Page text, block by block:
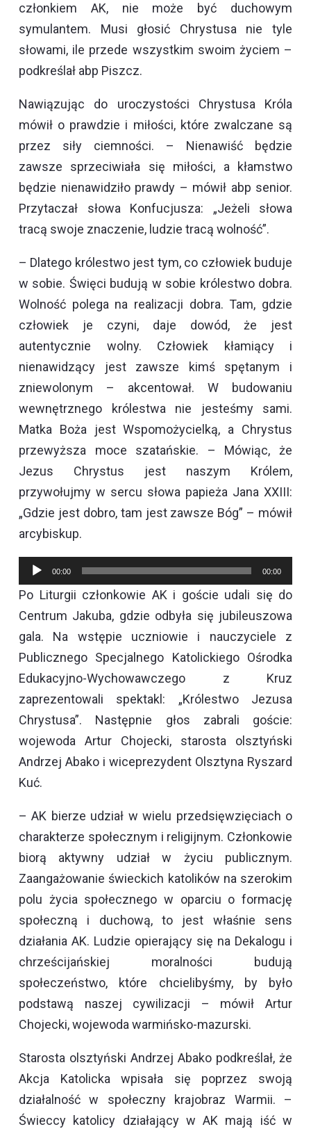
członkiem AK, nie może być duchowym
symulantem. Musi głosić Chrystusa nie tyle
słowami, ile przede wszystkim swoim życiem –
podkreślał abp Piszcz.
Nawiązując do uroczystości Chrystusa Króla
mówił o prawdzie i miłości, które zwalczane są
przez siły ciemności. – Nienawiść będzie
zawsze sprzeciwiała się miłości, a kłamstwo
będzie nienawidziło prawdy – mówił abp senior.
Przytaczał słowa Konfucjusza: „Jeżeli słowa
tracą swoje znaczenie, ludzie tracą wolność”.
– Dlatego królestwo jest tym, co człowiek buduje
w sobie. Święci budują w sobie królestwo dobra.
Wolność polega na realizacji dobra. Tam, gdzie
człowiek je czyni, daje dowód, że jest
autentycznie wolny. Człowiek kłamiący i
nienawidzący jest zawsze kimś spętanym i
zniewolonym – akcentował. W budowaniu
wewnętrznego królestwa nie jesteśmy sami.
Matka Boża jest Wspomożycielką, a Chrystus
przewyższa moce szatańskie. – Mówiąc, że
Jezus Chrystus jest naszym Królem,
przywołujmy w sercu słowa papieża Jana XXIII:
„Gdzie jest dobro, tam jest zawsze Bóg” – mówił
arcybiskup.
Odtwarzacz
plików
dźwiękowych
00:00 00:00
Po Liturgii członkowie AK i goście udali się do
Centrum Jakuba, gdzie odbyła się jubileuszowa
gala. Na wstępie uczniowie i nauczyciele z
Publicznego Specjalnego Katolickiego Ośrodka
Edukacyjno-Wychowawczego z Kruz
zaprezentowali spektakl: „Królestwo Jezusa
Chrystusa”. Następnie głos zabrali goście:
wojewoda Artur Chojecki, starosta olsztyński
Andrzej Abako i wiceprezydent Olsztyna Ryszard
Kuć.
– AK bierze udział w wielu przedsięwzięciach o
charakterze społecznym i religijnym. Członkowie
biorą aktywny udział w życiu publicznym.
Zaangażowanie świeckich katolików na szerokim
polu życia społecznego w oparciu o formację
społeczną i duchową, to jest właśnie sens
działania AK. Ludzie opierający się na Dekalogu i
chrześcijańskiej moralności budują
społeczeństwo, które chcielibyśmy, by było
podstawą naszej cywilizacji – mówił Artur
Chojecki, wojewoda warmińsko-mazurski.
Starosta olsztyński Andrzej Abako podkreślał, że
Akcja Katolicka wpisała się poprzez swoją
działalność w społeczny krajobraz Warmii. –
Świeccy katolicy działający w AK mają iść w